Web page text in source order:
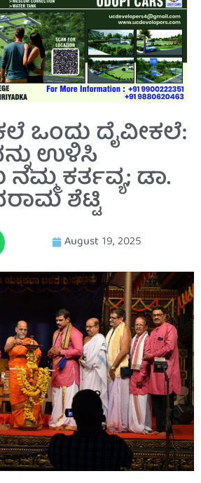
ಒಂದು ದೈವೀಕಲೆ:
ಉಳಿಸಿ
ಕರ್ತವ್ಯ; ಡಾ.
ಶೆಟ್ಟಿ
August 19, 2025